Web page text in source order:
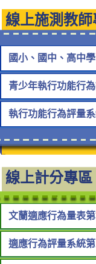
線上施測教師
國小、國中、高中
青少年執行功能行
執行功能行為評量
線上計分專區
文蘭適應行為量表
適應行為評量系統